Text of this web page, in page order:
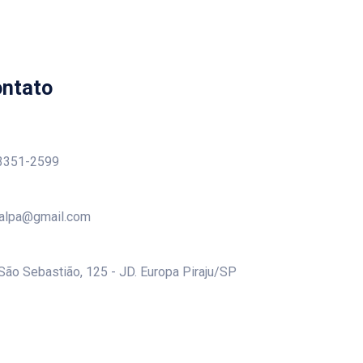
2599
Sebastião, 125 - JD. Europa Piraju/SP